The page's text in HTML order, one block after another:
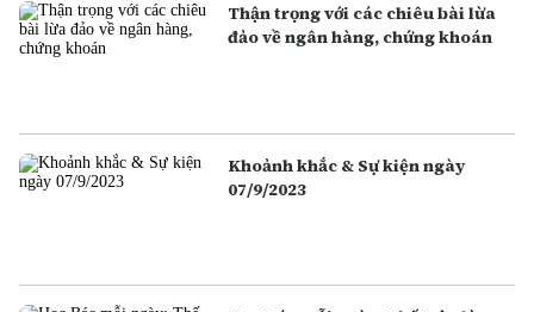
Thận trọng với các chiêu bài lừa
đảo về ngân hàng, chứng khoán
Khoảnh khắc & Sự kiện ngày
07/9/2023